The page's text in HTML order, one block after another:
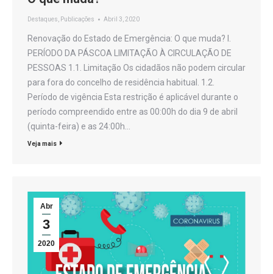
Destaques, Publicações Abril 3, 2020
Renovação do Estado de Emergência: O que muda? I.
PERÍODO DA PÁSCOA LIMITAÇÃO À CIRCULAÇÃO DE
PESSOAS 1.1. Limitação Os cidadãos não podem circular
para fora do concelho de residência habitual. 1.2.
Período de vigência Esta restrição é aplicável durante o
período compreendido entre as 00:00h do dia 9 de abril
(quinta-feira) e as 24:00h…
Veja mais
Abr
3
2020